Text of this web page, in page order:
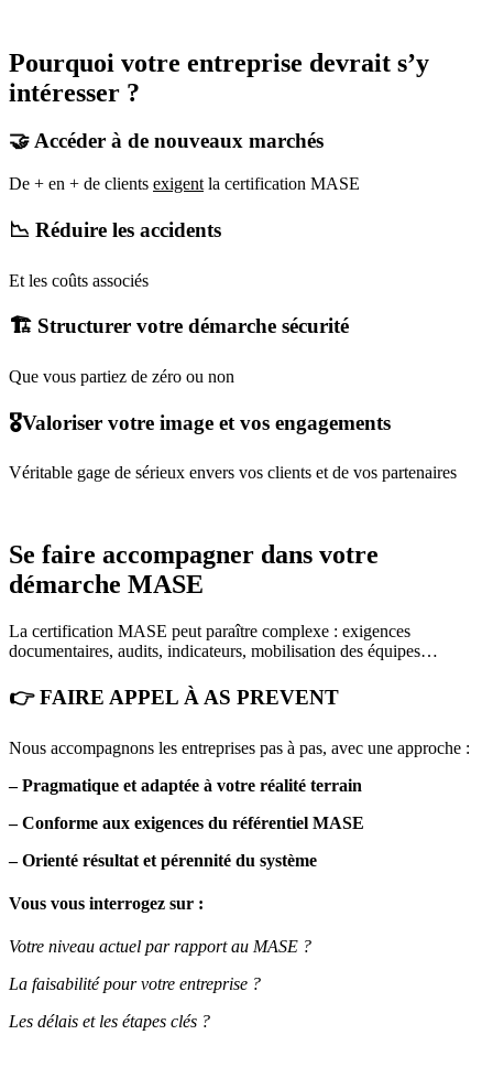
Pourquoi votre entreprise devrait s’y
intéresser ?
🤝 Accéder à de nouveaux marchés
De + en + de clients exigent la certification MASE
📉 Réduire les accidents
Et les coûts associés
🏗️ Structurer votre démarche sécurité
Que vous partiez de zéro ou non
🎖️Valoriser votre image et vos engagements
Véritable gage de sérieux envers vos clients et de vos partenaires
Se faire accompagner dans votre
démarche MASE
La certification MASE peut paraître complexe : exigences
documentaires, audits, indicateurs, mobilisation des équipes…
👉️FAIRE APPEL À AS PREVENT
Nous accompagnons les entreprises pas à pas, avec une approche :
– Pragmatique et adaptée à votre réalité terrain
– Conforme aux exigences du référentiel MASE
– Orienté résultat et pérennité du système
Vous vous interrogez sur :
Votre niveau actuel par rapport au MASE ?
La faisabilité pour votre entreprise ?
Les délais et les étapes clés ?